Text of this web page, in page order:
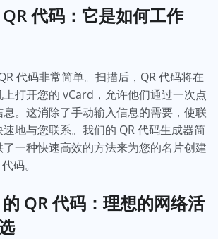
代码：它是如何工作
代码非常简单。扫描后，QR 代码将在
打开您的 vCard，允许他们通过一次点
。这消除了手动输入信息的需要，使联
地与您联系。我们的 QR 代码生成器简
一种快速高效的方法来为您的名片创建
码。
QR 代码：理想的网络活